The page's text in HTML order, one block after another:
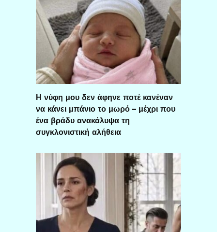
Η νύφη μου δεν άφηνε ποτέ κανέναν
να κάνει μπάνιο το μωρό – μέχρι που
ένα βράδυ ανακάλυψα τη
συγκλονιστική αλήθεια